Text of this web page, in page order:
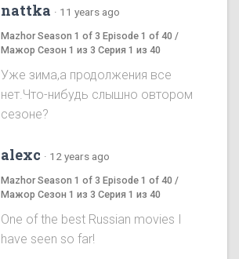
nattka · 11 years ago
Mazhor Season 1 of 3 Episode 1 of 40 /
Мажор Сезон 1 из 3 Серия 1 из 40
Уже зима,а продолжения все
нет.Что-нибудь слышно овтором
сезоне?
alexc · 12 years ago
Mazhor Season 1 of 3 Episode 1 of 40 /
Мажор Сезон 1 из 3 Серия 1 из 40
One of the best Russian movies I
have seen so far!